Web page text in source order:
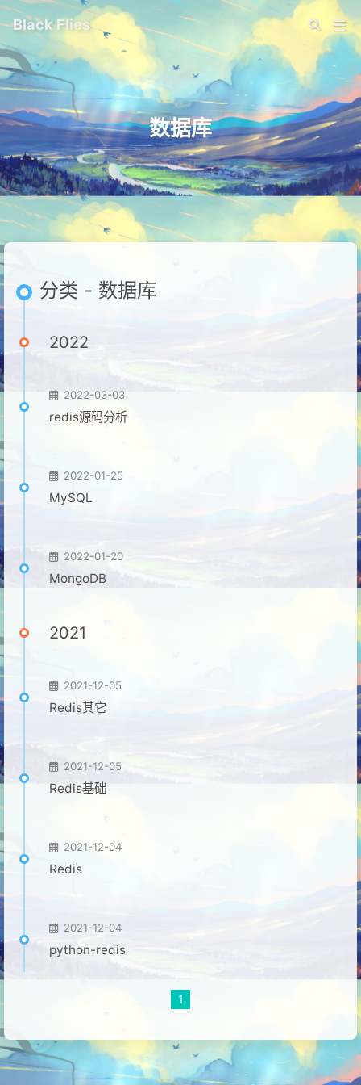
Black Flies
数据库
分类 - 数据库
2022
2022-03-03
redis源码分析
2022-01-25
MySQL
2022-01-20
MongoDB
2021
2021-12-05
Redis其它
2021-12-05
Redis基础
2021-12-04
Redis
2021-12-04
python-redis
1